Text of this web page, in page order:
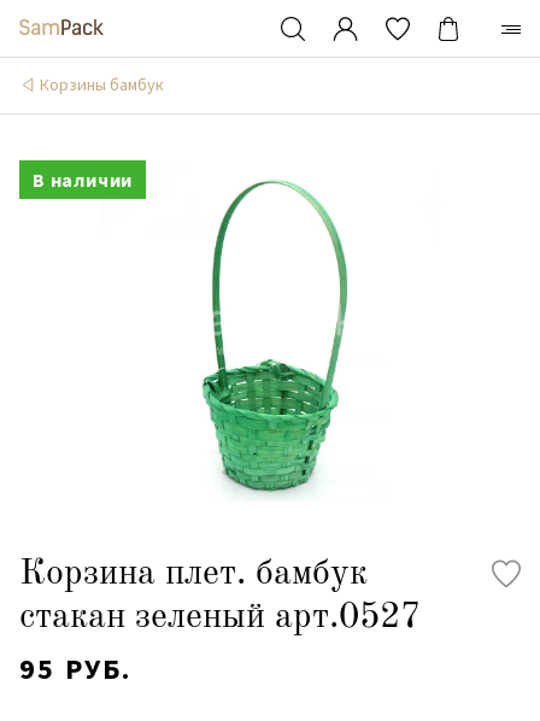
Корзины бамбук
В наличии
Корзина плет. бамбук
стакан зеленый арт.0527
95 РУБ.